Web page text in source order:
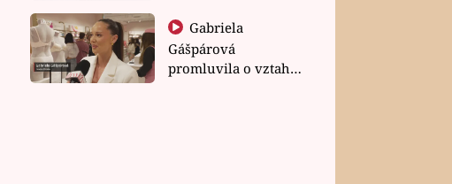
Gabriela
Gášpárová
promluvila o vztahu